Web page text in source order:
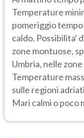
Temperature
pomeriggio
caldo. Possibilita'
zone montuose,
Umbria, nelle
Temperature
sulle regioni
Mari calmi o poco